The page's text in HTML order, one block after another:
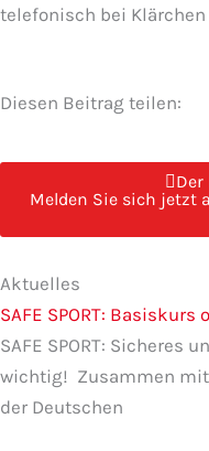
telefonisch bei Klärchen
Diesen Beitrag teilen:
Der
Melden Sie sich jetzt
Aktuelles
SAFE SPORT:
SAFE SPORT: Sicheres
wichtig! Zusammen mit
der Deutschen